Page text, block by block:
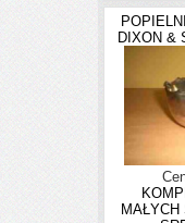
DIXON &
MAŁYCH